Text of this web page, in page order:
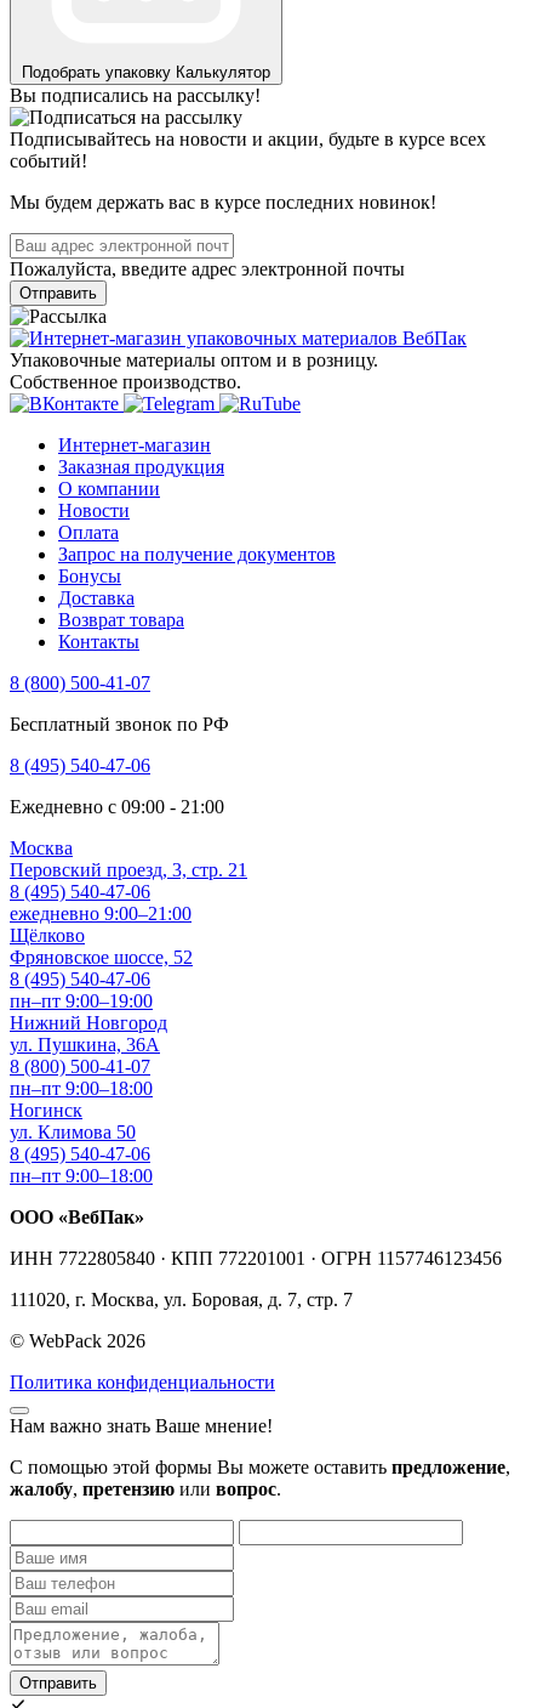
Подобрать упаковку Калькулятор
Вы подписались на рассылку!
Подписывайтесь на новости и акции, будьте в курсе всех
событий!
Мы будем держать вас в курсе последних новинок!
Пожалуйста, введите адрес электронной почты
Отправить
Упаковочные материалы оптом и в розницу.
Собственное производство.
Интернет-магазин
Заказная продукция
О компании
Новости
Оплата
Запрос на получение документов
Бонусы
Доставка
Возврат товара
Контакты
8 (800) 500-41-07
Бесплатный звонок по РФ
8 (495) 540-47-06
Ежедневно с 09:00 - 21:00
Москва
Перовский проезд, 3, стр. 21
8 (495) 540-47-06
ежедневно 9:00–21:00
Щёлково
Фряновское шоссе, 52
8 (495) 540-47-06
пн–пт 9:00–19:00
Нижний Новгород
ул. Пушкина, 36А
8 (800) 500-41-07
пн–пт 9:00–18:00
Ногинск
ул. Климова 50
8 (495) 540-47-06
пн–пт 9:00–18:00
ООО «ВебПак»
ИНН 7722805840 · КПП 772201001 · ОГРН 1157746123456
111020, г. Москва, ул. Боровая, д. 7, стр. 7
© WebPack 2026
Политика конфиденциальности
Нам важно знать Ваше мнение!
С помощью этой формы Вы можете оставить предложение,
жалобу, претензию или вопрос.
Отправить